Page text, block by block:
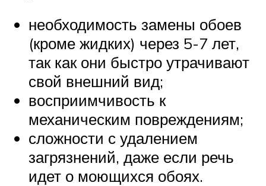
необходимость замены обоев
(кроме жидких) через 5-7 лет,
так как они быстро утрачивают
свой внешний вид;
восприимчивость к
механическим повреждениям;
сложности с удалением
загрязнений, даже если речь
идет о моющихся обоях.